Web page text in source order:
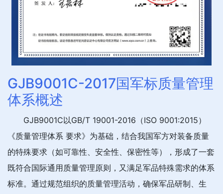
GJB9001C-2017国军标质量管理
体系概述
GJB9001C以GB/T 19001-2016（ISO 9001:2015）
《质量管理体系 要求》为基础，结合我国军方对装备质量
的特殊要求（如可靠性、安全性、保密性等），形成了一套
既符合国际通用质量管理原则，又满足军品特殊需求的体系
标准。通过规范组织的质量管理活动，确保军品研制、生